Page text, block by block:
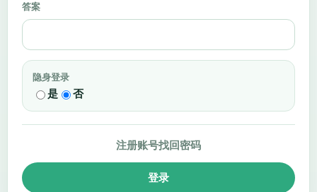
答案
隐身登录
是 否
注册账号找回密码
登录